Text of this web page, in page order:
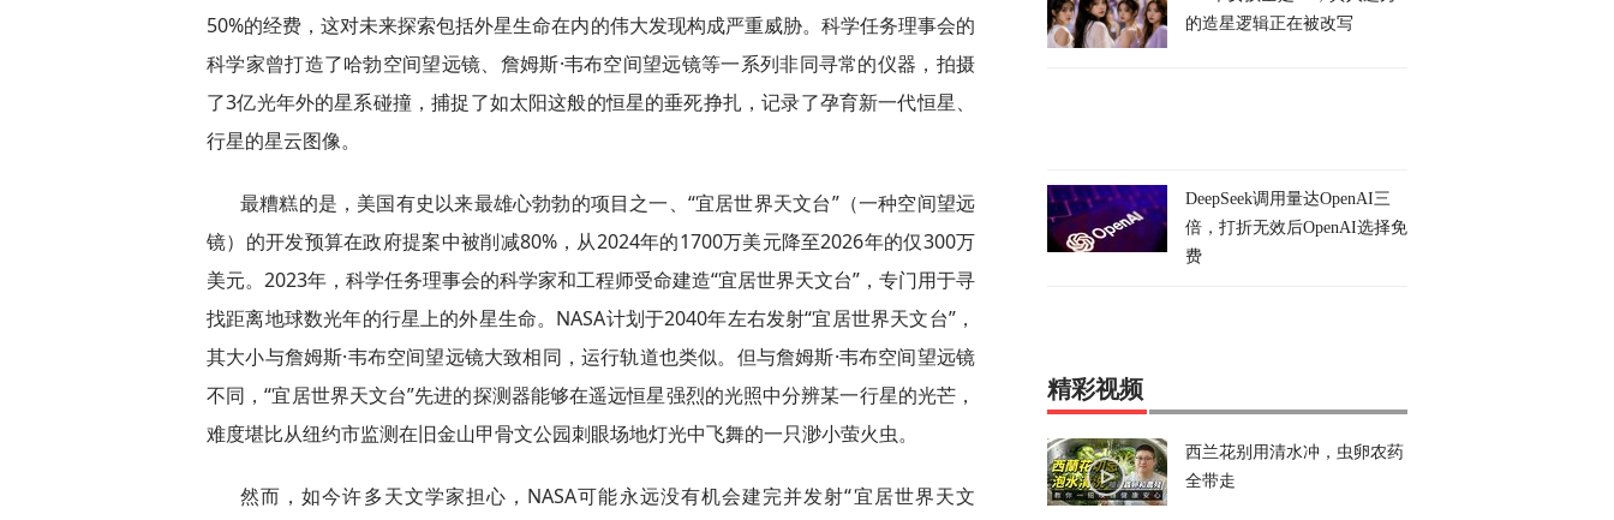
50%的经费，这对未来探索包括外星生命在内的伟大发现构成严重威胁。科学任务理事会的
科学家曾打造了哈勃空间望远镜、詹姆斯·韦布空间望远镜等一系列非同寻常的仪器，拍摄
了3亿光年外的星系碰撞，捕捉了如太阳这般的恒星的垂死挣扎，记录了孕育新一代恒星、
行星的星云图像。
最糟糕的是，美国有史以来最雄心勃勃的项目之一、“宜居世界天文台”（一种空间望远
镜）的开发预算在政府提案中被削减80%，从2024年的1700万美元降至2026年的仅300万
美元。2023年，科学任务理事会的科学家和工程师受命建造“宜居世界天文台”，专门用于寻
找距离地球数光年的行星上的外星生命。NASA计划于2040年左右发射“宜居世界天文台”，
其大小与詹姆斯·韦布空间望远镜大致相同，运行轨道也类似。但与詹姆斯·韦布空间望远镜
不同，“宜居世界天文台”先进的探测器能够在遥远恒星强烈的光照中分辨某一行星的光芒，
难度堪比从纽约市监测在旧金山甲骨文公园刺眼场地灯光中飞舞的一只渺小萤火虫。
然而，如今许多天文学家担心，NASA可能永远没有机会建完并发射“宜居世界天文
的造星逻辑正在被改写
DeepSeek调用量达OpenAI三
倍，打折无效后OpenAI选择免
费
精彩视频
西兰花别用清水冲，虫卵农药
全带走